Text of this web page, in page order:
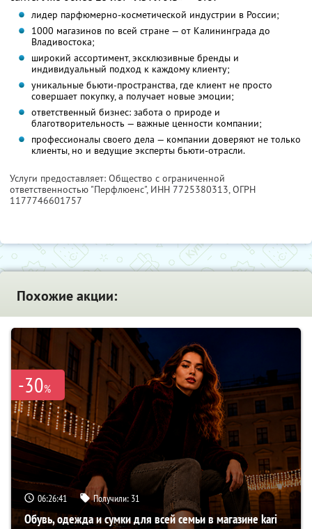
лидер парфюмерно-косметической индустрии в России;
1000 магазинов по всей стране — от Калининграда до
Владивостока;
широкий ассортимент, эксклюзивные бренды и
индивидуальный подход к каждому клиенту;
уникальные бьюти-пространства, где клиент не просто
совершает покупку, а получает новые эмоции;
ответственный бизнес: забота о природе и
благотворительность — важные ценности компании;
профессионалы своего дела — компании доверяют не только
клиенты, но и ведущие эксперты бьюти-отрасли.
Услуги предоставляет: Общество с ограниченной
ответственностью "Перфлюенс", ИНН 7725380313, ОГРН
1177746601757
Похожие акции:
-30%
06:26:40 Получили: 31
Обувь, одежда и сумки для всей семьи в магазине kari